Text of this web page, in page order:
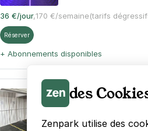
36 €/jour,170 €/semaine(tarifs
Réserver
+ Abonnements disponibles
Paris - Gare de
75009Paris
des
Zenpark utilise des